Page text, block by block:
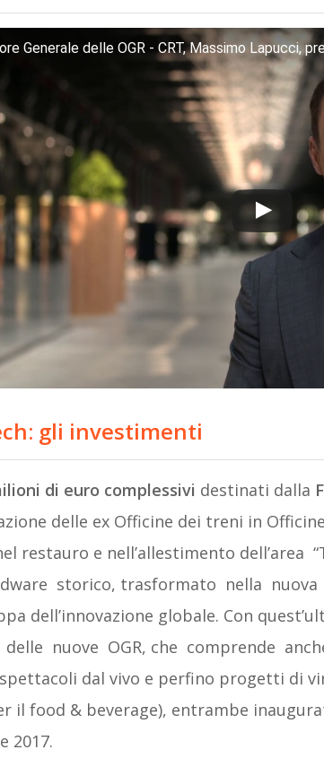
Generale delle OGR - CRT, Massimo Lapucci,
gli investimenti
di euro complessivi destinati dalla
delle ex Officine dei treni in
restauro e nell’allestimento dell’area
storico, trasformato nella
dell’innovazione globale. Con
nuove OGR, che comprende
dal vivo e perfino progetti di
il food & beverage), entrambe
2017.